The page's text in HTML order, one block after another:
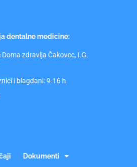
dentalne medicine:
zdravlja Čakovec, I.G.
i blagdani: 9-16 h
Dokumenti